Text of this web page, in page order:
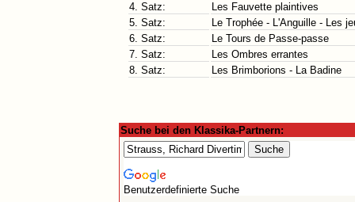
4. Satz:
Les Fauvette plaintives
5. Satz:
Le Trophée - L'Anguille - Les
6. Satz:
Le Tours de Passe-passe
7. Satz:
Les Ombres errantes
8. Satz:
Les Brimborions - La Badine
Suche bei den Klassika-Partnern:
Benutzerdefinierte Suche